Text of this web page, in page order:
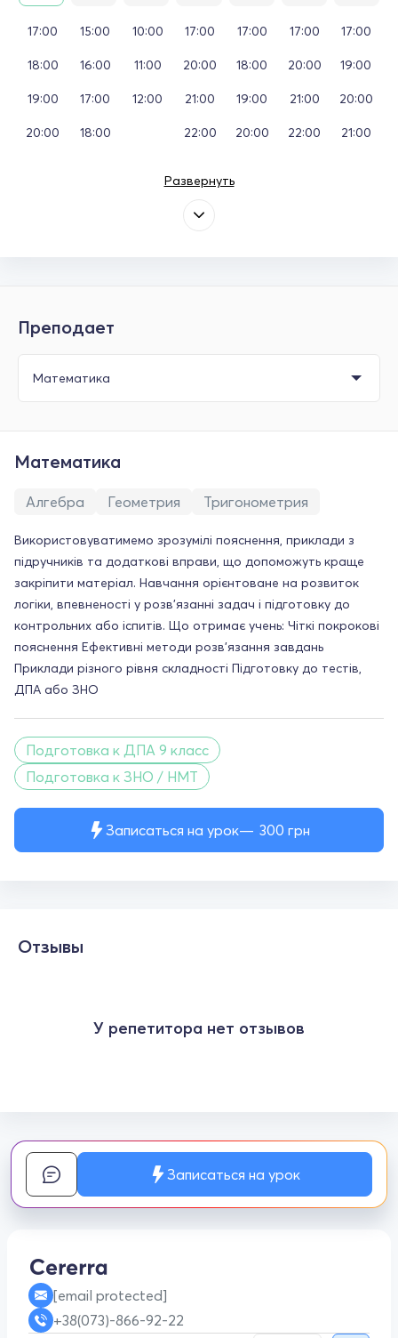
17:00
18:00
19:00
20:00
15:00
16:00
17:00
18:00
10:00
11:00
12:00
17:00
20:00
21:00
22:00
17:00
18:00
19:00
20:00
17:00
20:00
21:00
22:00
17:00
19:00
20:00
21:00
Развернуть
Преподает
Записаться на урок 300 грн
Математика
Алгебра Геометрия Тригонометрия
Використовуватимемо зрозумілі пояснення, приклади з
підручників та додаткові вправи, що допоможуть краще
закріпити матеріал. Навчання орієнтоване на розвиток
логіки, впевненості у розв’язанні задач і підготовку до
контрольних або іспитів. Що отримає учень: Чіткі покрокові
пояснення Ефективні методи розв’язання завдань
Приклади різного рівня складності Підготовку до тестів,
ДПА або ЗНО
Подготовка к ДПА 9 класс
Подготовка к ЗНО / НМТ
Отзывы
У репетитора нет отзывов
Записаться на урок
[email protected]
+38(073)-866-92-22